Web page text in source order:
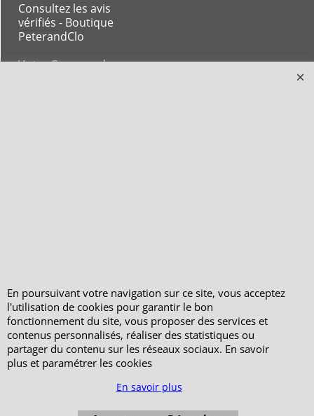
Consultez les avis
vérifiés - Boutique
PeterandClo
Votre Commande
En poursuivant votre navigation sur ce site, vous acceptez
l'utilisation de cookies pour garantir le bon
fonctionnement du site, vous proposer des services et
contenus personnalisés, réaliser des statistiques ou
partager du contenu sur les réseaux sociaux. En savoir
plus et paramétrer les cookies
En savoir plus